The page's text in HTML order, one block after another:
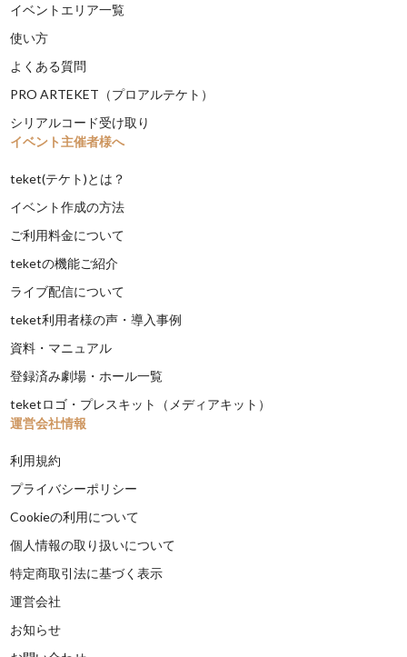
イベントエリア一覧
使い方
よくある質問
PRO ARTEKET（プロアルテケト）
シリアルコード受け取り
イベント主催者様へ
teket(テケト)とは？
イベント作成の方法
ご利用料金について
teketの機能ご紹介
ライブ配信について
teket利用者様の声・導入事例
資料・マニュアル
登録済み劇場・ホール一覧
teketロゴ・プレスキット（メディアキット）
運営会社情報
利用規約
プライバシーポリシー
Cookieの利用について
個人情報の取り扱いについて
特定商取引法に基づく表示
運営会社
お知らせ